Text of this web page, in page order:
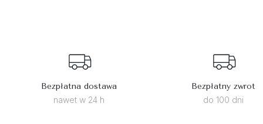
Bezpłatna dostawa
nawet w 24 h
Bezpłatny zwrot
do 100 dni